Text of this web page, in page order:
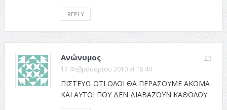
REPLY
23
Ανώνυμος
17 Φεβρουαρίου 2010 at 18:40
ΠΙΣΤΕΥΩ ΟΤΙ ΟΛΟΙ ΘΑ ΠΕΡΑΣΟΥΜΕ ΑΚΟΜΑ
ΚΑΙ ΑΥΤΟΙ ΠΟΥ ΔΕΝ ΔΙΑΒΑΖΟΥΝ ΚΑΘΟΛΟΥ